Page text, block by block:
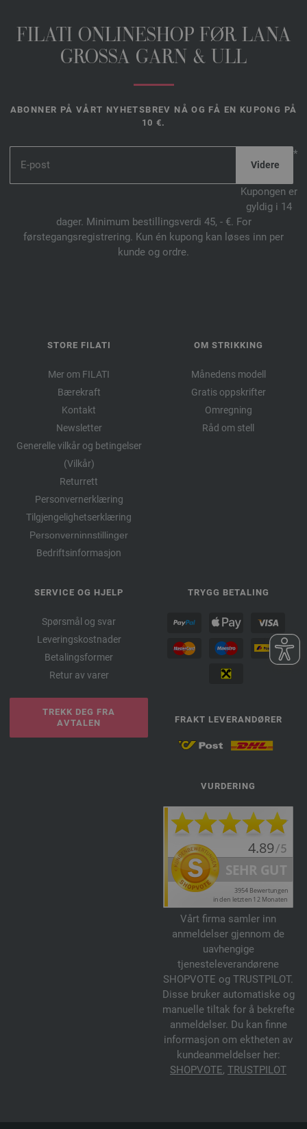
FILATI ONLINESHOP FØR LANA
GROSSA GARN & ULL
ABONNER PÅ VÅRT NYHETSBREV NÅ OG FÅ EN KUPONG PÅ
10 €.
*
Kupongen er
gyldig i 14
dager. Minimum bestillingsverdi 45, - €. For
førstegangsregistrering. Kun én kupong kan løses inn per
kunde og ordre.
STORE FILATI
Mer om FILATI
Bærekraft
Kontakt
Newsletter
Generelle vilkår og betingelser
(Vilkår)
Returrett
Personvernerklæring
Tilgjengelighetserklæring
Personverninnstillinger
Bedriftsinformasjon
OM STRIKKING
Månedens modell
Gratis oppskrifter
Omregning
Råd om stell
SERVICE OG HJELP
Spørsmål og svar
Leveringskostnader
Betalingsformer
Retur av varer
TREKK DEG FRA
AVTALEN
TRYGG BETALING
FRAKT LEVERANDØRER
VURDERING
Vårt firma samler inn
anmeldelser gjennom de
uavhengige
tjenesteleverandørene
SHOPVOTE og TRUSTPILOT.
Disse bruker automatiske og
manuelle tiltak for å bekrefte
anmeldelser. Du kan finne
informasjon om ektheten av
kundeanmeldelser her:
SHOPVOTE, TRUSTPILOT